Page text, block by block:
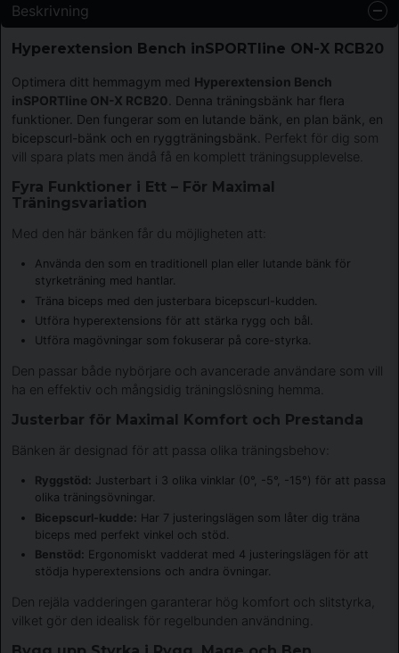
Beskrivning
Hyperextension Bench inSPORTline ON-X RCB20
Optimera ditt hemmagym med Hyperextension Bench
inSPORTline ON-X RCB20 . Denna träningsbänk har flera
funktioner. Den fungerar som en lutande bänk, en plan bänk, en
bicepscurl-bänk och en ryggträningsbänk.
Perfekt för dig som
vill spara plats men ändå få en komplett träningsupplevelse.
Fyra Funktioner i Ett – För Maximal
Träningsvariation
Med den här bänken får du möjligheten att:
Använda den som en traditionell plan eller lutande bänk för
styrketräning med hantlar.
Träna biceps med den justerbara bicepscurl-kudden.
Utföra hyperextensions för att stärka rygg och bål.
Utföra magövningar som fokuserar på core-styrka.
Den passar både nybörjare och avancerade användare som vill
ha en effektiv och mångsidig träningslösning hemma.
Justerbar för Maximal Komfort och Prestanda
Bänken är designad för att passa olika träningsbehov:
Ryggstöd: Justerbart i 3 olika vinklar (0°, -5°, -15°) för att passa
olika träningsövningar.
Bicepscurl-kudde: Har 7 justeringslägen som låter dig träna
biceps med perfekt vinkel och stöd.
Benstöd: Ergonomiskt vadderat med 4 justeringslägen för att
stödja hyperextensions och andra övningar.
Den rejäla vadderingen garanterar hög komfort och slitstyrka,
vilket gör den idealisk för regelbunden användning.